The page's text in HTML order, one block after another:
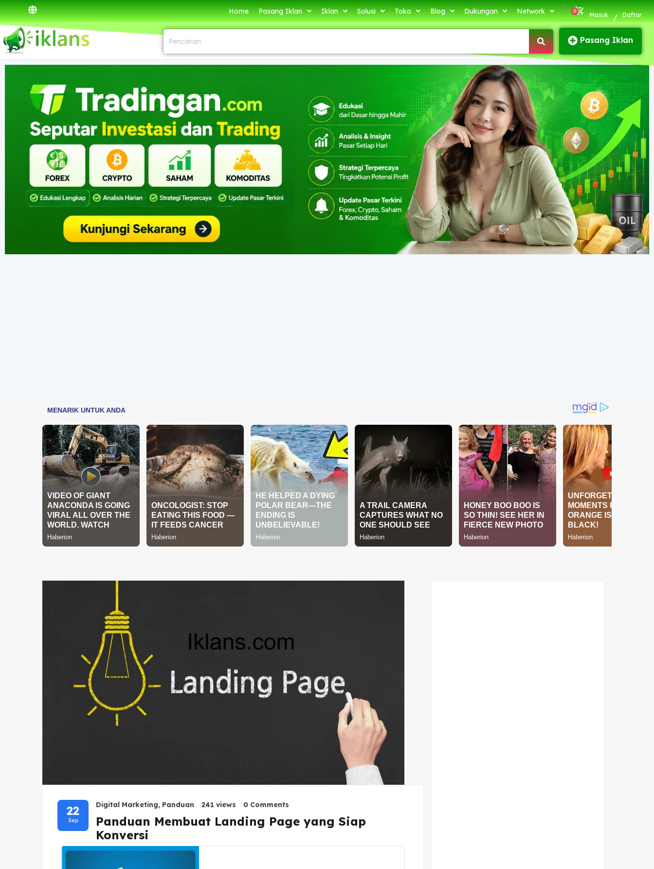
Home Pasang Iklan Iklan Solusi Toko Blog Dukungan Network
|
Masuk / Daftar
Pasang Iklan
22
Sep
Digital Marketing, Panduan 241 views 0 Comments
Panduan Membuat Landing Page yang Siap
Konversi